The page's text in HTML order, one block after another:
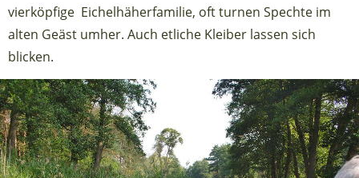
vierköpfige Eichelhäherfamilie, oft turnen Spechte im
alten Geäst umher. Auch etliche Kleiber lassen sich
blicken.